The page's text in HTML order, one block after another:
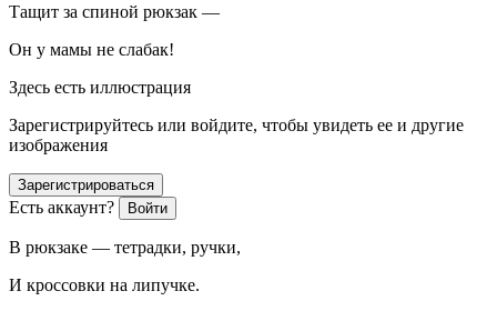
Тащит за спиной рюкзак —
Он у мамы не слабак!
Здесь есть иллюстрация
Зарегистрируйтесь или войдите, чтобы увидеть ее и другие
изображения
Зарегистрироваться
Есть аккаунт? Войти
В рюкзаке — тетрадки, ручки,
И кроссовки на липучке.